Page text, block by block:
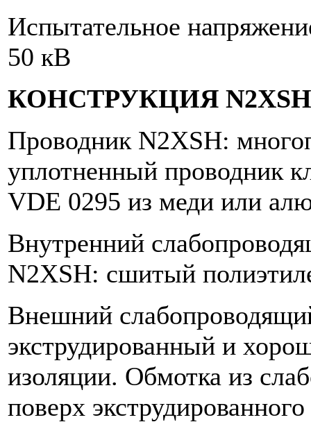
Испытательное
50 кВ
КОНСТРУКЦИЯ N2XSH
Проводник N2XSH:
уплотненный проводник
VDE 0295 из меди или
Внутренний
N2XSH: сшитый
Внешний
экструдированный и
изоляции. Обмотка из
поверх